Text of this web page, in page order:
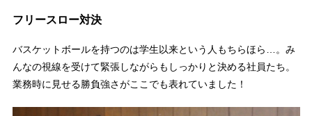
フリースロー対決
バスケットボールを持つのは学生以来という人もちらほら…。み
んなの視線を受けて緊張しながらもしっかりと決める社員たち。
業務時に見せる勝負強さがここでも表れていました！